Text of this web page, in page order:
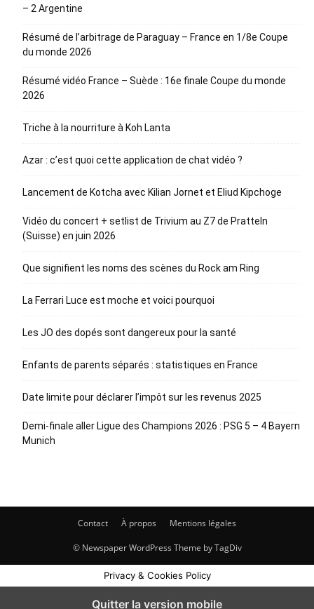
– 2 Argentine
Résumé de l’arbitrage de Paraguay – France en 1/8e Coupe
du monde 2026
Résumé vidéo France – Suède : 16e finale Coupe du monde
2026
Triche à la nourriture à Koh Lanta
Azar : c’est quoi cette application de chat vidéo ?
Lancement de Kotcha avec Kilian Jornet et Eliud Kipchoge
Vidéo du concert + setlist de Trivium au Z7 de Pratteln
(Suisse) en juin 2026
Que signifient les noms des scènes du Rock am Ring
La Ferrari Luce est moche et voici pourquoi
Les JO des dopés sont dangereux pour la santé
Enfants de parents séparés : statistiques en France
Date limite pour déclarer l’impôt sur les revenus 2025
Demi-finale aller Ligue des Champions 2026 : PSG 5 – 4 Bayern
Munich
Contact À propos Mentions légales
© Newspaper WordPress Theme by TagDiv
Privacy & Cookies Policy
Quitter la version mobile